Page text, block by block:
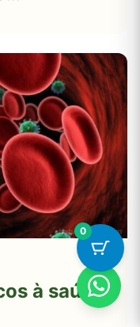
à saúde
0